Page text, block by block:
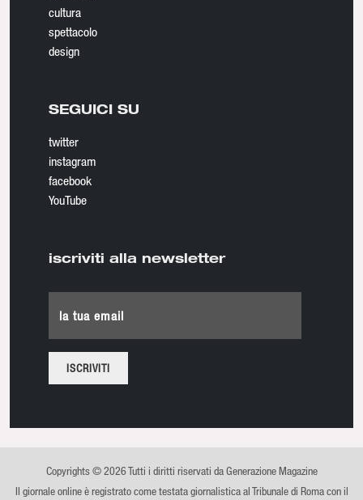
cultura
spettacolo
design
SEGUICI SU
twitter
instagram
facebook
YouTube
iscriviti alla newsletter
la tua email
Copyrights © 2026 Tutti i diritti riservati da Generazione Magazine
Il giornale online è registrato come testata giornalistica al Tribunale di Roma con il